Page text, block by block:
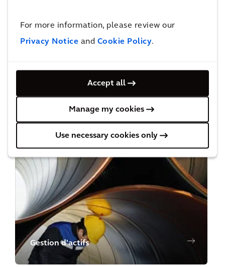
For more information, please review our
Privacy Notice and Cookie Policy.
Accept all
Manage my cookies
Use necessary cookies only
Gestion d'actifs